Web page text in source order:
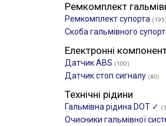
Ремкомплект
Ремкомплект супорта (195)
Скоба гальмівного
Електронні
Датчик ABS (100)
Датчик стоп сигналу (40)
Технічні рідини
Гальмівна рідина DOT ✓
Очисники гальмівної